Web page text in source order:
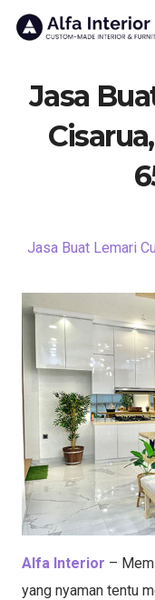
Jasa
Jasa Buat Lemari
Alfa Interior –
yang nyaman tentu